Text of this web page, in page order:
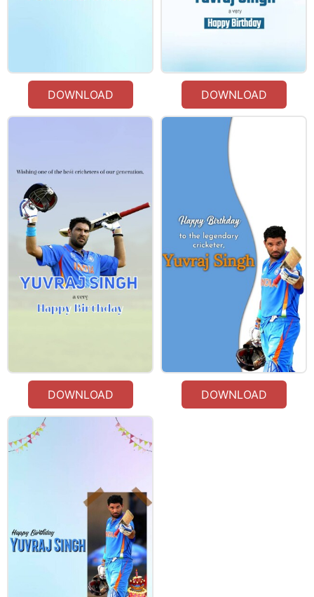
DOWNLOAD DOWNLOAD
DOWNLOAD DOWNLOAD